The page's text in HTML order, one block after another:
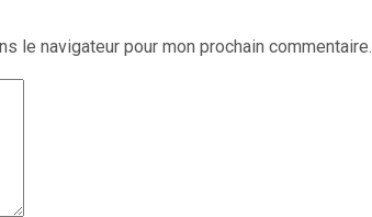
le navigateur pour mon prochain commentaire.